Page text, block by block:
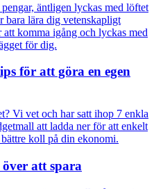
äntligen lyckas med löftet
bara lära dig vetenskapligt
komma igång och lyckas med
för dig.
för att göra en egen
Vi vet och har satt ihop 7 enkla
att ladda ner för att enkelt
koll på din ekonomi.
att spara